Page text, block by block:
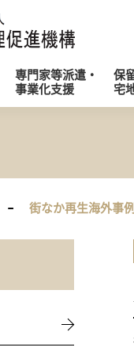
専門家等派遣・
事業化支援
保
宅
街なか再生海外事